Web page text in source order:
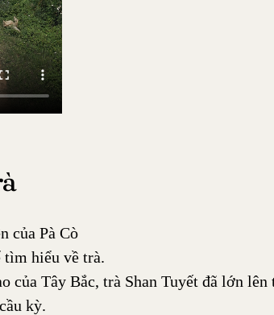
của Pà Cò
tìm hiểu về trà.
của Tây Bắc, trà Shan Tuyết đã lớn lên
kỳ.